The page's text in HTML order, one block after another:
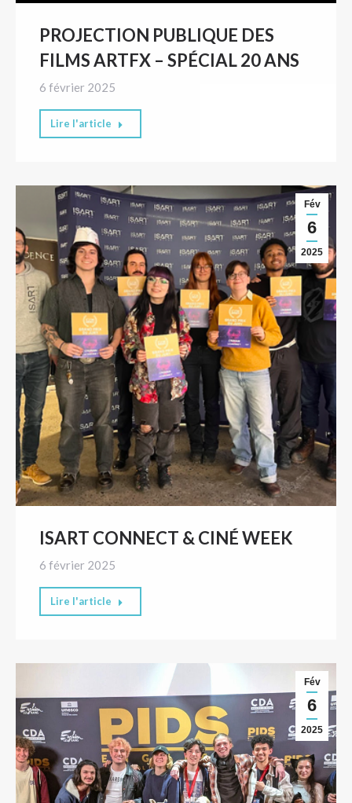
PROJECTION PUBLIQUE DES
FILMS ARTFX – SPÉCIAL 20 ANS
6 février 2025
Lire l'article
Fév
6
2025
ISART CONNECT & CINÉ WEEK
6 février 2025
Lire l'article
Fév
6
2025